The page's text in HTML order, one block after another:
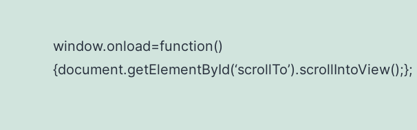
window.onload=function()
{document.getElementById(‘scrollTo’).scrollIntoView();};